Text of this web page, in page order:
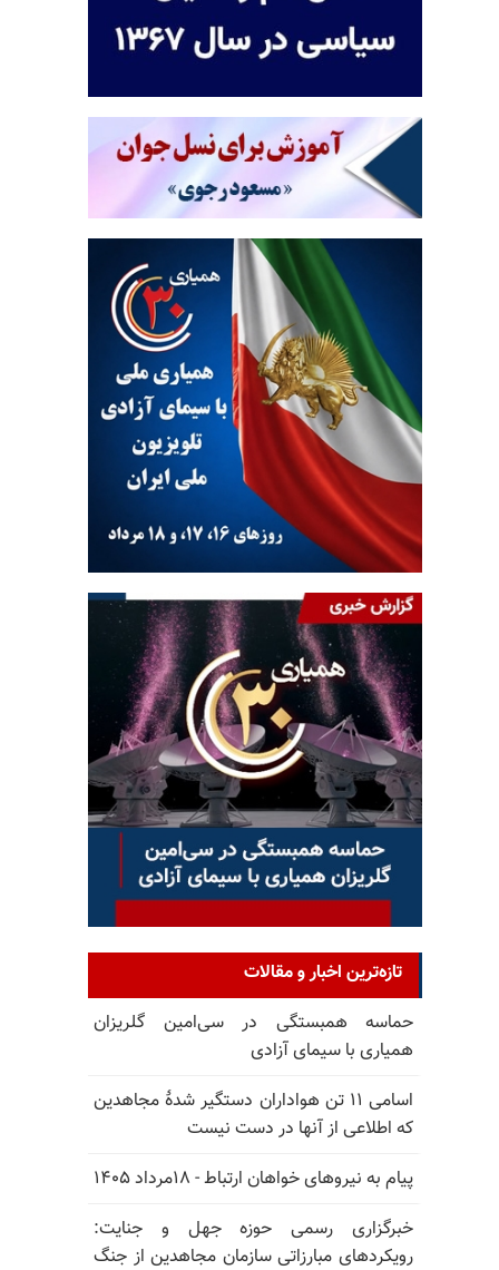
تازه‌ترین اخبار و مقالات
حماسه همبستگی در سی‌امین گلریزان
همیاری با سیمای آزادی
اسامی ۱۱ تن هواداران دستگیر شدهٔ مجاهدین
که اطلاعی از آنها در دست نیست
پیام به نیروهای خواهان ارتباط - ۱۸مرداد ۱۴۰۵
خبرگزاری رسمی حوزه جهل و جنایت:
رویکردهای مبارزاتی سازمان مجاهدین از جنگ